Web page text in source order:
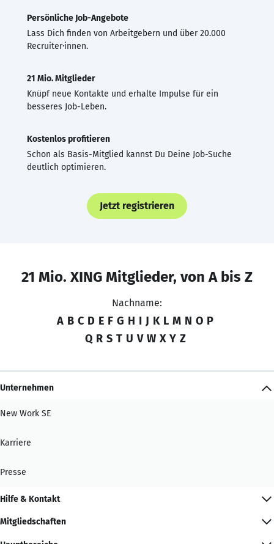
Persönliche Job-Angebote
Lass Dich finden von Arbeitgebern und über 20.000
Recruiter·innen.
21 Mio. Mitglieder
Knüpf neue Kontakte und erhalte Impulse für ein
besseres Job-Leben.
Kostenlos profitieren
Schon als Basis-Mitglied kannst Du Deine Job-Suche
deutlich optimieren.
Jetzt registrieren
21 Mio. XING Mitglieder, von A bis Z
Nachname:
A B C D E F G H I J K L M N O P
Q R S T U V W X Y Z
Unternehmen
New Work SE
Karriere
Presse
Hilfe & Kontakt
Mitgliedschaften